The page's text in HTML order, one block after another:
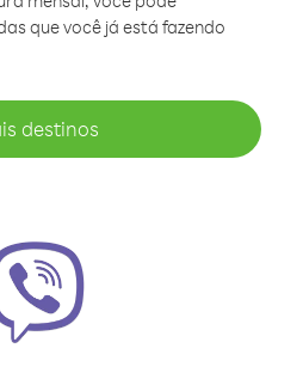
que você já está fazendo
destinos